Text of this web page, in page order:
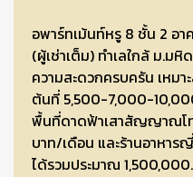
อพาร์ทเม้นท์หรู 8 ชั้น 2 อ
(ผู้เช่าเต็ม) ทำเลใกล้ ม.ม
ความสะดวกครบครัน เหมา
ต้นที่ 5,500-7,000-
พื้นที่ดาดฟ้าเสาสัญญาณโ
บาท/เดือน และร้านอาหา
ได้รวมประมาณ